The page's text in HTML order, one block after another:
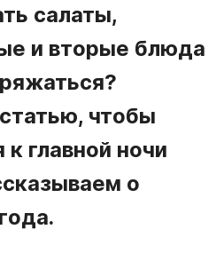
салаты,
и вторые блюда
чтобы
к главной ночи
о